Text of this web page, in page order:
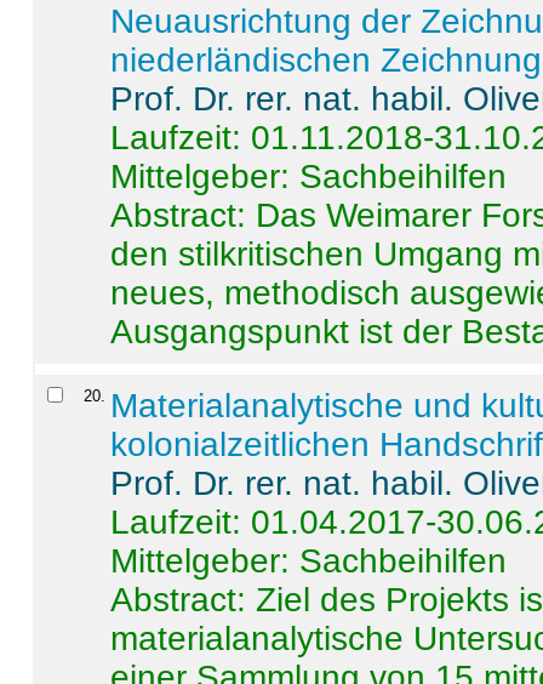
Neuausrichtung der
niederländischen
Prof. Dr. rer. nat. habil.
Laufzeit: 01.11.2018-
Mittelgeber: Sachbeihilfen
Abstract: Das Weimarer
den stilkritischen Umgang
neues, methodisch
Ausgangspunkt ist der
20
Materialanalytische und
kolonialzeitlichen
Prof. Dr. rer. nat. habil.
Laufzeit: 01.04.2017-
Mittelgeber: Sachbeihilfen
Abstract:Ziel des Projekts
materialanalytische